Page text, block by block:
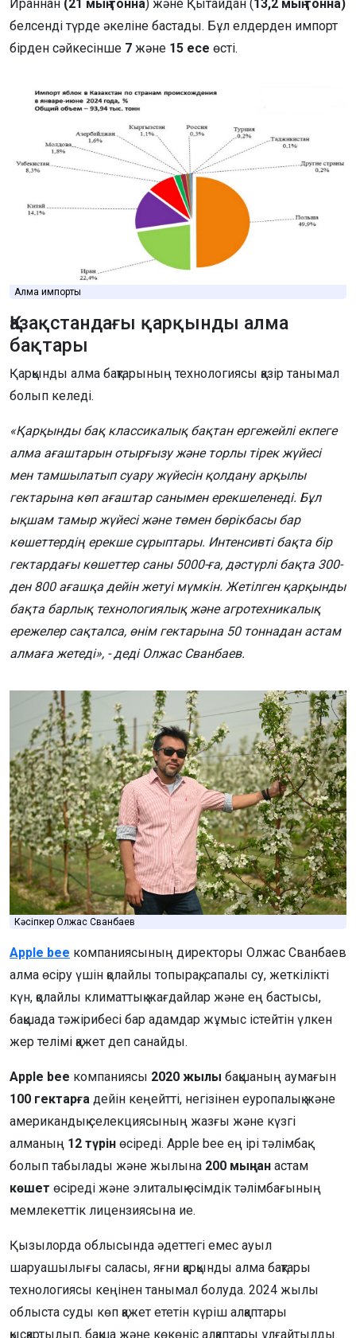
Ираннан (21 мың тонна) және Қытайдан (13,2 мың тонна)
белсенді түрде әкеліне бастады. Бұл елдерден импорт
бірден сәйкесінше 7 және 15 есе өсті.
Алма импорты
Қазақстандағы қарқынды алма
бақтары
Қарқынды алма бақтарының технологиясы қазір танымал
болып келеді.
«Қарқынды бақ классикалық бақтан ергежейлі екпеге
алма ағаштарын отырғызу және торлы тірек жүйесі
мен тамшылатып суару жүйесін қолдану арқылы
гектарына көп ағаштар санымен ерекшеленеді. Бұл
ықшам тамыр жүйесі және төмен бөрікбасы бар
көшеттердің ерекше сұрыптары. Интенсивті бақта бір
гектардағы көшеттер саны 5000-ға, дәстүрлі бақта 300-
ден 800 ағашқа дейін жетуі мүмкін. Жетілген қарқынды
бақта барлық технологиялық және агротехникалық
ережелер сақталса, өнім гектарына 50 тоннадан астам
алмаға жетеді», - деді Олжас Сванбаев.
Кәсіпкер Олжас Сванбаев
Apple bee компаниясының директоры Олжас Сванбаев
алма өсіру үшін қолайлы топырақ, сапалы су, жеткілікті
күн, қолайлы климаттық жағдайлар және ең бастысы,
бақшада тәжірибесі бар адамдар жұмыс істейтін үлкен
жер телімі қажет деп санайды.
Apple bee компаниясы 2020 жылы бақшаның аумағын
100 гектарға дейін кеңейтті, негізінен еуропалық және
американдық селекциясының жазғы және күзгі
алманың 12 түрін өсіреді. Apple bee ең ірі тәлімбақ
болып табылады және жылына 200 мыңнан астам
көшет өсіреді және элиталық өсімдік тәлімбағының
мемлекеттік лицензиясына ие.
Қызылорда облысында әдеттегі емес ауыл
шаруашылығы саласы, яғни қарқынды алма бақтары
технологиясы кеңінен танымал болуда. 2024 жылы
облыста суды көп қажет ететін күріш алқаптары
қысқартылып, бақша және көкөніс алқаптары ұлғайтылды.